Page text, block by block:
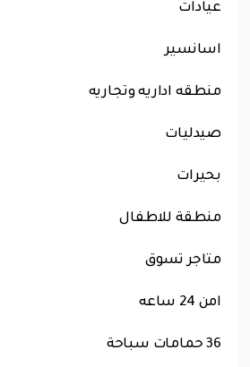
عيادات
اسانسير
منطقه اداريه وتجاريه
صيدليات
بحيرات
منطقة للاطفال
متاجر تسوق
امن 24 ساعه
36 حمامات سباحة